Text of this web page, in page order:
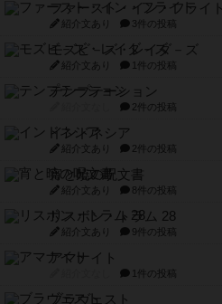
ファースト・イン・フライト
紹介文あり 3件の投稿
モズビ－ズ・レイダ－ズ
紹介文あり 1件の投稿
テンプテーション
2件の投稿
インドネシア
紹介文あり 2件の投稿
宵と暁の呪文書
紹介文あり 8件の投稿
リスボン・トラム 28
紹介文あり 9件の投稿
アマナイト
1件の投稿
ブラヴェスト